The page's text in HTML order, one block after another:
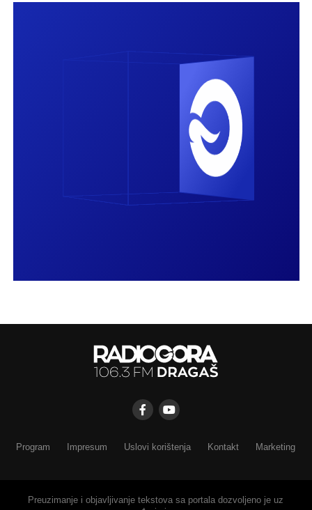
Program Impresum Uslovi korištenja Kontakt Marketing
Preuzimanje i objavljivanje tekstova sa portala dozvoljeno je uz